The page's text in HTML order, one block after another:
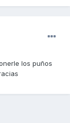
los puños